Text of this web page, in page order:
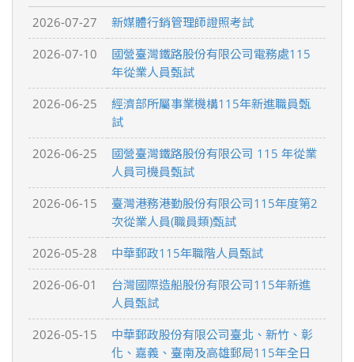
2026-07-27
新媒體行銷管理師證照考試
2026-07-10
國營臺灣鐵路股份有限公司電務處115
年從業人員甄試
2026-06-25
經濟部所屬事業機構115年新進職員甄
試
2026-06-25
國營臺灣鐵路股份有限公司 115 年從業
人員司機員甄試
2026-06-15
臺灣港務港勤股份有限公司115年度第2
次從業人員(職員類)甄試
2026-05-28
中華郵政115年職階人員甄試
2026-06-01
台灣國際造船股份有限公司115年新進
人員甄試
2026-05-15
中華郵政股份有限公司臺北、新竹、彰
化、嘉義、臺南及高雄郵局115年全日